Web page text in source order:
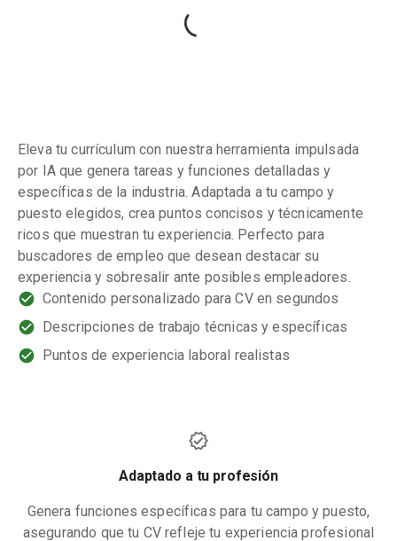
Eleva tu currículum con nuestra herramienta impulsada
por IA que genera tareas y funciones detalladas y
específicas de la industria. Adaptada a tu campo y
puesto elegidos, crea puntos concisos y técnicamente
ricos que muestran tu experiencia. Perfecto para
buscadores de empleo que desean destacar su
experiencia y sobresalir ante posibles empleadores.
Contenido personalizado para CV en segundos
Descripciones de trabajo técnicas y específicas
Puntos de experiencia laboral realistas
Adaptado a tu profesión
Genera funciones específicas para tu campo y puesto,
asegurando que tu CV refleje tu experiencia profesional